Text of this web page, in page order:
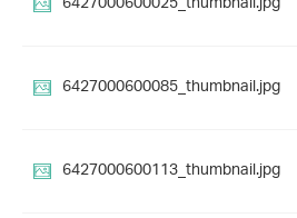
6427000600085_thumbnail.jpg
6427000600113_thumbnail.jpg